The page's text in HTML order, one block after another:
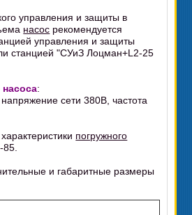
управления и защиты в
насос рекомендуется
управления и защиты
станцией "СУиЗ Лоцман+L2-25
насоса:
сети 380В, частота
погружного
и габаритные размеры